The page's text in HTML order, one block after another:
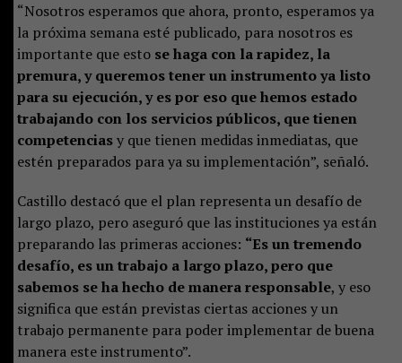
“Nosotros esperamos que ahora, pronto, esperamos ya
la próxima semana esté publicado, para nosotros es
importante que esto se haga con la rapidez, la
premura, y queremos tener un instrumento ya listo
para su ejecución, y es por eso que hemos estado
trabajando con los servicios públicos, que tienen
competenciasy que tienen medidas inmediatas, que
estén preparados para ya su implementación”, señaló.
Castillo destacó que el plan representa un desafío de
largo plazo, pero aseguró que las instituciones ya están
preparando las primeras acciones: “Es un tremendo
desafío, es un trabajo a largo plazo, pero que
sabemos se ha hecho de manera responsable, y eso
significa que están previstas ciertas acciones y un
trabajo permanente para poder implementar de buena
manera este instrumento”.